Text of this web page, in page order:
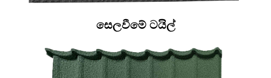
සෙලවීමේ ටයිල්